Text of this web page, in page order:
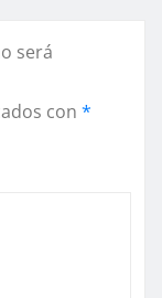
será
con *